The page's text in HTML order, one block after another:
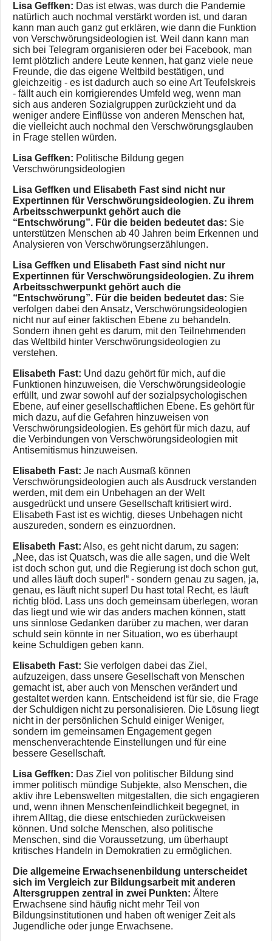
Lisa Geffken: Das ist etwas, was durch die Pandemie
natürlich auch nochmal verstärkt worden ist, und daran
kann man auch ganz gut erklären, wie dann die Funktion
von Verschwörungsideologien ist. Weil dann kann man
sich bei Telegram organisieren oder bei Facebook, man
lernt plötzlich andere Leute kennen, hat ganz viele neue
Freunde, die das eigene Weltbild bestätigen, und
gleichzeitig - es ist dadurch auch so eine Art Teufelskreis
- fällt auch ein korrigierendes Umfeld weg, wenn man
sich aus anderen Sozialgruppen zurückzieht und da
weniger andere Einflüsse von anderen Menschen hat,
die vielleicht auch nochmal den Verschwörungsglauben
in Frage stellen würden.
Lisa Geffken: Politische Bildung gegen
Verschwörungsideologien
Lisa Geffken und Elisabeth Fast sind nicht nur
Expertinnen für Verschwörungsideologien. Zu ihrem
Arbeitsschwerpunkt gehört auch die
“Entschwörung”. Für die beiden bedeutet das: Sie
unterstützen Menschen ab 40 Jahren beim Erkennen und
Analysieren von Verschwörungserzählungen.
Lisa Geffken und Elisabeth Fast sind nicht nur
Expertinnen für Verschwörungsideologien. Zu ihrem
Arbeitsschwerpunkt gehört auch die
“Entschwörung”. Für die beiden bedeutet das: Sie
verfolgen dabei den Ansatz, Verschwörungsideologien
nicht nur auf einer faktischen Ebene zu behandeln.
Sondern ihnen geht es darum, mit den Teilnehmenden
das Weltbild hinter Verschwörungsideologien zu
verstehen.
Elisabeth Fast: Und dazu gehört für mich, auf die
Funktionen hinzuweisen, die Verschwörungsideologie
erfüllt, und zwar sowohl auf der sozialpsychologischen
Ebene, auf einer gesellschaftlichen Ebene. Es gehört für
mich dazu, auf die Gefahren hinzuweisen von
Verschwörungsideologien. Es gehört für mich dazu, auf
die Verbindungen von Verschwörungsideologien mit
Antisemitismus hinzuweisen.
Elisabeth Fast: Je nach Ausmaß können
Verschwörungsideologien auch als Ausdruck verstanden
werden, mit dem ein Unbehagen an der Welt
ausgedrückt und unsere Gesellschaft kritisiert wird.
Elisabeth Fast ist es wichtig, dieses Unbehagen nicht
auszureden, sondern es einzuordnen.
Elisabeth Fast: Also, es geht nicht darum, zu sagen:
„Nee, das ist Quatsch, was die alle sagen, und die Welt
ist doch schon gut, und die Regierung ist doch schon gut,
und alles läuft doch super!“ - sondern genau zu sagen, ja,
genau, es läuft nicht super! Du hast total Recht, es läuft
richtig blöd. Lass uns doch gemeinsam überlegen, woran
das liegt und wie wir das anders machen können, statt
uns sinnlose Gedanken darüber zu machen, wer daran
schuld sein könnte in ner Situation, wo es überhaupt
keine Schuldigen geben kann.
Elisabeth Fast: Sie verfolgen dabei das Ziel,
aufzuzeigen, dass unsere Gesellschaft von Menschen
gemacht ist, aber auch von Menschen verändert und
gestaltet werden kann. Entscheidend ist für sie, die Frage
der Schuldigen nicht zu personalisieren. Die Lösung liegt
nicht in der persönlichen Schuld einiger Weniger,
sondern im gemeinsamen Engagement gegen
menschenverachtende Einstellungen und für eine
bessere Gesellschaft.
Lisa Geffken: Das Ziel von politischer Bildung sind
immer politisch mündige Subjekte, also Menschen, die
aktiv ihre Lebenswelten mitgestalten, die sich engagieren
und, wenn ihnen Menschenfeindlichkeit begegnet, in
ihrem Alltag, die diese entschieden zurückweisen
können. Und solche Menschen, also politische
Menschen, sind die Voraussetzung, um überhaupt
kritisches Handeln in Demokratien zu ermöglichen.
Die allgemeine Erwachsenenbildung unterscheidet
sich im Vergleich zur Bildungsarbeit mit anderen
Altersgruppen zentral in zwei Punkten: Ältere
Erwachsene sind häufig nicht mehr Teil von
Bildungsinstitutionen und haben oft weniger Zeit als
Jugendliche oder junge Erwachsene.